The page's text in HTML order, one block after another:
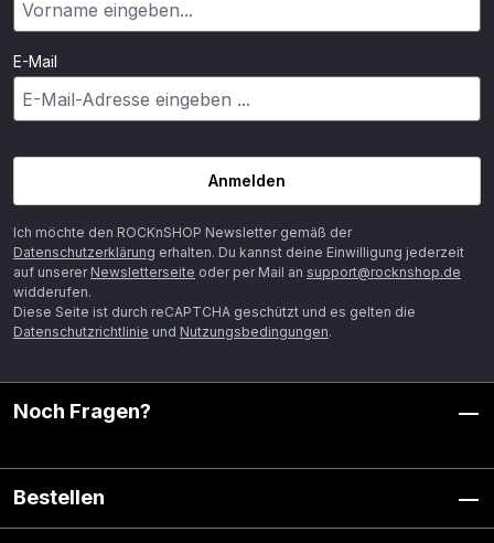
E-Mail
Anmelden
Ich möchte den ROCKnSHOP Newsletter gemäß der
Datenschutzerklärung erhalten. Du kannst deine Einwilligung jederzeit
auf unserer Newsletterseite oder per Mail an support@rocknshop.de
widderufen.
Diese Seite ist durch reCAPTCHA geschützt und es gelten die
Datenschutzrichtlinie und Nutzungsbedingungen.
Noch Fragen?
Bestellen